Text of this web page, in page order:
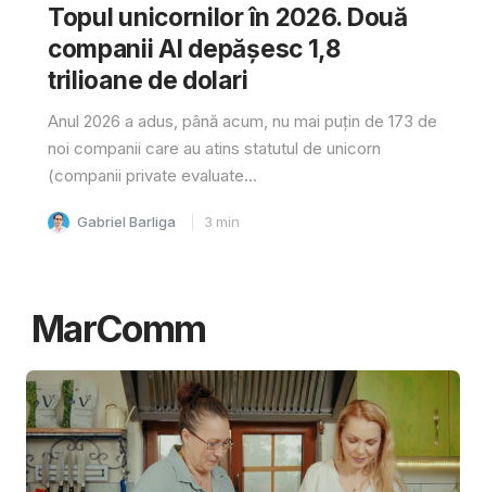
Topul unicornilor în 2026. Două
companii AI depășesc 1,8
trilioane de dolari
Anul 2026 a adus, până acum, nu mai puțin de 173 de
noi companii care au atins statutul de unicorn
(companii private evaluate...
Gabriel Barliga 3 min
MarComm